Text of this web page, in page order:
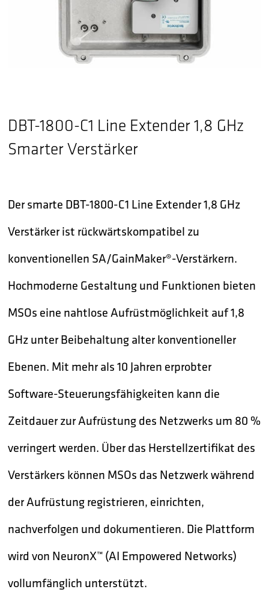
DBT-1800-C1 Line Extender 1,8 GHz
Smarter Verstärker
Der smarte DBT-1800-C1 Line Extender 1,8 GHz
Verstärker ist rückwärtskompatibel zu
konventionellen SA/GainMaker®-Verstärkern.
Hochmoderne Gestaltung und Funktionen bieten
MSOs eine nahtlose Aufrüstmöglichkeit auf 1,8
GHz unter Beibehaltung alter konventioneller
Ebenen. Mit mehr als 10 Jahren erprobter
Software-Steuerungsfähigkeiten kann die
Zeitdauer zur Aufrüstung des Netzwerks um 80 %
verringert werden. Über das Herstellzertifikat des
Verstärkers können MSOs das Netzwerk während
der Aufrüstung registrieren, einrichten,
nachverfolgen und dokumentieren. Die Plattform
wird von NeuronX™ (AI Empowered Networks)
vollumfänglich unterstützt.